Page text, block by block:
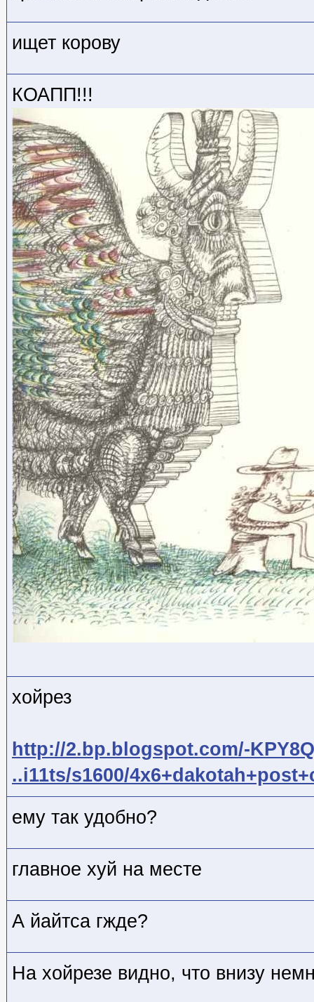
ищет корову
КОАПП!!!
хойрез
http://2.bp.blogspot.com/-
..i11ts/s1600/
ему так удобно?
главное хуй на месте
А йайтса гжде?
На хойрезе видно, что внизу